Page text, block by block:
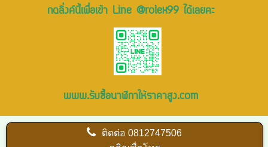
กดลิ่งค์นี้เพื่อเข้า Line @rolex99 ได้เลยคะ
www.รับซื้อนาฬิกาให้ราคาสูง.com
ติดต่อ0812747506